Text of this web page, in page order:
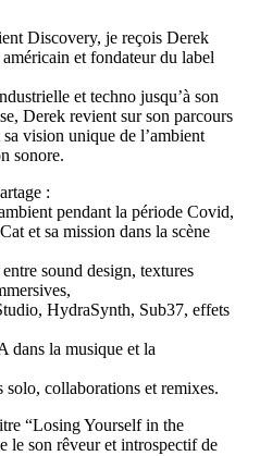
Discovery, je reçois Derek
et fondateur du label
et techno jusqu’à son
Derek revient sur son parcours
vision unique de l’ambient
sonore.
:
pendant la période Covid,
et sa mission dans la scène
sound design, textures
HydraSynth, Sub37, effets
dans la musique et la
solo, collaborations et remixes.
“Losing Yourself in the
le son rêveur et introspectif de